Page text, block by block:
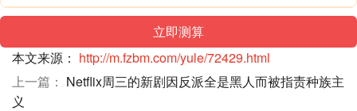
本文来源： http://m.fzbm.com/yule/72429.html
上一篇： Netflix周三的新剧因反派全是黑人而被指责种族主
义